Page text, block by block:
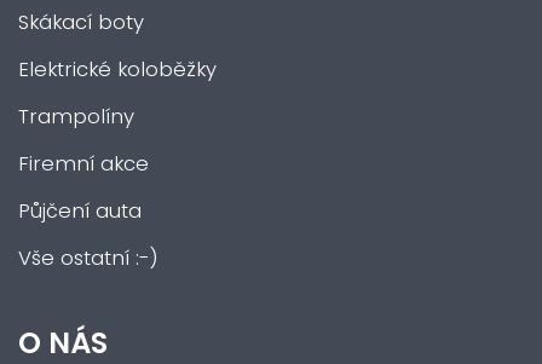
Skákací boty
Elektrické koloběžky
Trampolíny
Firemní akce
Půjčení auta
Vše ostatní :-)
O NÁS